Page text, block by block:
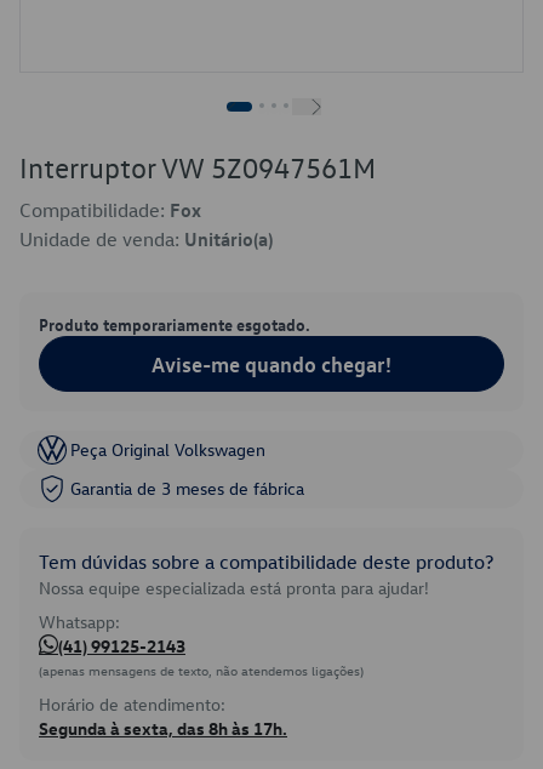
Interruptor VW 5Z0947561M
Compatibilidade: Fox
Unidade de venda: Unitário(a)
Produto temporariamente esgotado.
Avise-me quando chegar!
Peça Original Volkswagen
Garantia de 3 meses de fábrica
Tem dúvidas sobre a compatibilidade deste produto?
Nossa equipe especializada está pronta para ajudar!
Whatsapp:
(41) 99125-2143
(apenas mensagens de texto, não atendemos ligações)
Horário de atendimento:
Segunda à sexta, das 8h às 17h.